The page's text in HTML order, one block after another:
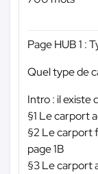
Page HUB 1 :
Quel type de
Intro : il
§1 Le carport
§2 Le carport
page 1B
§3 Le carport